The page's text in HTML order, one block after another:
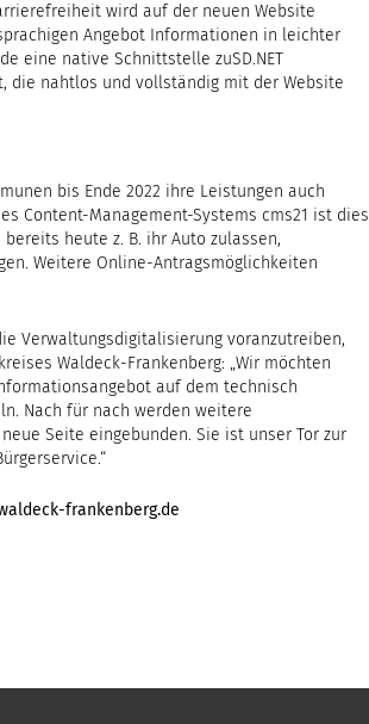
wird auf der neuen Website
Angebot Informationen in leichter
eine native Schnittstelle zuSD.NET
die nahtlos und vollständig mit der Website
bis Ende 2022 ihre Leistungen auch
Content-Management-Systems cms21 ist dies
heute z. B. ihr Auto zulassen,
Weitere Online-Antragsmöglichkeiten
Verwaltungsdigitalisierung voranzutreiben,
Waldeck-Frankenberg: „Wir möchten
auf dem technisch
Nach für nach werden weitere
Seite eingebunden. Sie ist unser Tor zur
frankenberg.de